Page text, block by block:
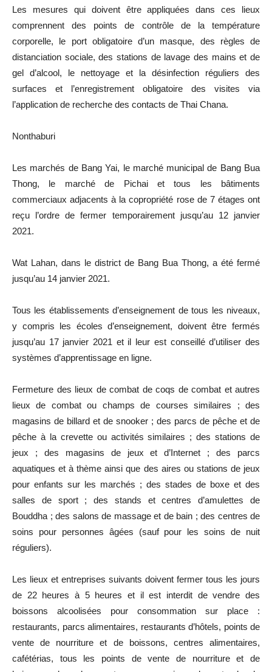
Les mesures qui doivent être appliquées dans ces lieux
comprennent des points de contrôle de la température
corporelle, le port obligatoire d’un masque, des règles de
distanciation sociale, des stations de lavage des mains et de
gel d’alcool, le nettoyage et la désinfection réguliers des
surfaces et l’enregistrement obligatoire des visites via
l’application de recherche des contacts de Thai Chana.
Nonthaburi
Les marchés de Bang Yai, le marché municipal de Bang Bua
Thong, le marché de Pichai et tous les bâtiments
commerciaux adjacents à la copropriété rose de 7 étages ont
reçu l’ordre de fermer temporairement jusqu’au 12 janvier
2021.
Wat Lahan, dans le district de Bang Bua Thong, a été fermé
jusqu’au 14 janvier 2021.
Tous les établissements d’enseignement de tous les niveaux,
y compris les écoles d’enseignement, doivent être fermés
jusqu’au 17 janvier 2021 et il leur est conseillé d’utiliser des
systèmes d’apprentissage en ligne.
Fermeture des lieux de combat de coqs de combat et autres
lieux de combat ou champs de courses similaires ; des
magasins de billard et de snooker ; des parcs de pêche et de
pêche à la crevette ou activités similaires ; des stations de
jeux ; des magasins de jeux et d’Internet ; des parcs
aquatiques et à thème ainsi que des aires ou stations de jeux
pour enfants sur les marchés ; des stades de boxe et des
salles de sport ; des stands et centres d’amulettes de
Bouddha ; des salons de massage et de bain ; des centres de
soins pour personnes âgées (sauf pour les soins de nuit
réguliers).
Les lieux et entreprises suivants doivent fermer tous les jours
de 22 heures à 5 heures et il est interdit de vendre des
boissons alcoolisées pour consommation sur place :
restaurants, parcs alimentaires, restaurants d’hôtels, points de
vente de nourriture et de boissons, centres alimentaires,
cafétérias, tous les points de vente de nourriture et de